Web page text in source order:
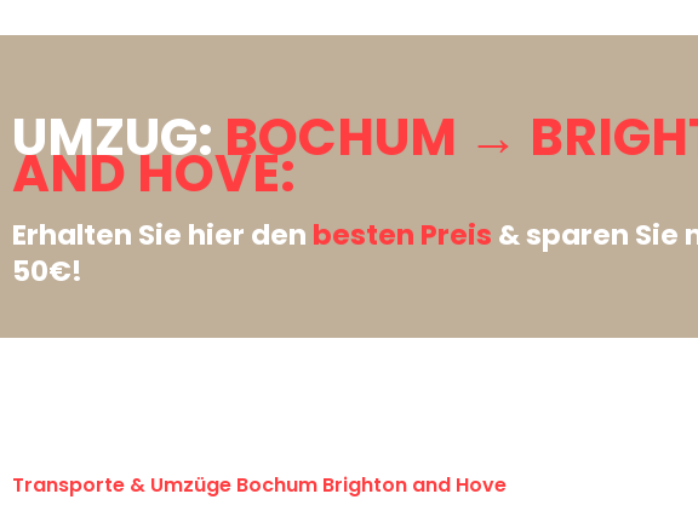
UMZUG:BOCHUM →
AND HOVE:
Erhalten Sie hier den besten Preis & sparen Sie
50€!
Transporte & Umzüge Bochum Brighton and Hove